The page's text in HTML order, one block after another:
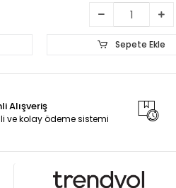
Sepete Ekle
Alışveriş
ve kolay ödeme sistemi